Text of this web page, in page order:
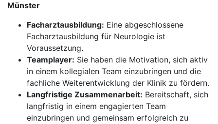
Münster
Facharztausbildung: Eine abgeschlossene
Facharztausbildung für Neurologie ist
Voraussetzung.
Teamplayer: Sie haben die Motivation, sich aktiv
in einem kollegialen Team einzubringen und die
fachliche Weiterentwicklung der Klinik zu fördern.
Langfristige Zusammenarbeit: Bereitschaft, sich
langfristig in einem engagierten Team
einzubringen und gemeinsam erfolgreich zu